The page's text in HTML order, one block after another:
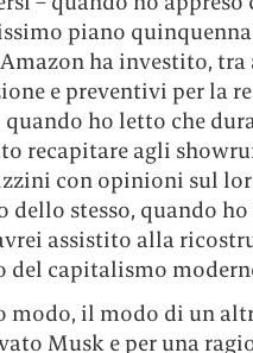
piano
ha investito,
e preventivi per la
quando ho letto che
recapitare agli
con opinioni sul
dello stesso, quando
assistito alla
del capitalismo
modo, il modo di un
Musk e per una